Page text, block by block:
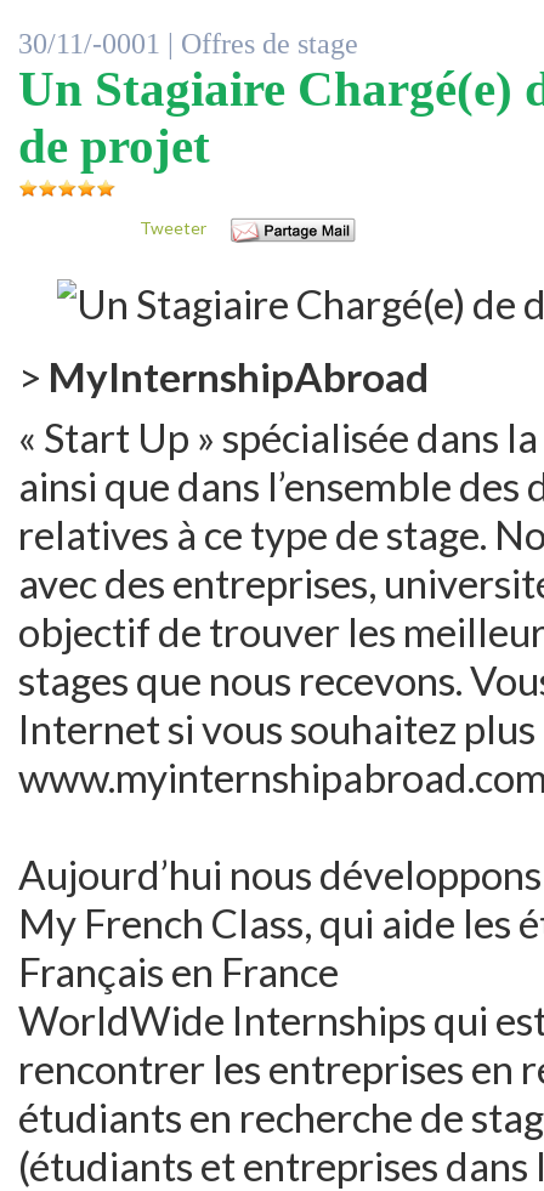
30/11/-0001 | Offres de stage
Un Stagiaire Chargé(e)
de projet
Tweeter
> MyInternshipAbroad
« Start Up » spécialisée dans
ainsi que dans l’ensemble
relatives à ce type de stage.
avec des entreprises,
objectif de trouver les
stages que nous recevons.
Internet si vous souhaitez
Aujourd’hui nous
My French Class, qui aide les
Français en France
WorldWide Internships qui
rencontrer les entreprises en
étudiants en recherche de
(étudiants et entreprises dans